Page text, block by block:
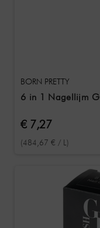
BORN PRETTY
6 in 1 Nagellijm
€ 7,27
(484,67 € / L)